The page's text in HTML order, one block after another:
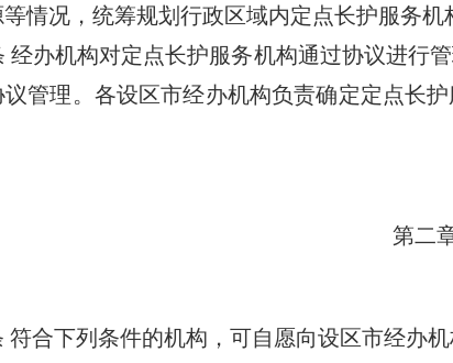
情况，统筹规划行政区域内定点长护服务
机构对定点长护服务机构通过协议进行管
管理。各设区市经办机构负责确定定点长
第二
下列条件的机构，可自愿向设区市经办机